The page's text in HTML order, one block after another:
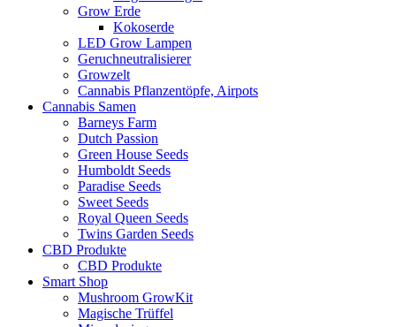
Grow Erde
Kokoserde
LED Grow Lampen
Geruchneutralisierer
Growzelt
Cannabis Pflanzentöpfe, Airpots
Cannabis Samen
Barneys Farm
Dutch Passion
Green House Seeds
Humboldt Seeds
Paradise Seeds
Sweet Seeds
Royal Queen Seeds
Twins Garden Seeds
CBD Produkte
CBD Produkte
Smart Shop
Mushroom GrowKit
Magische Trüffel